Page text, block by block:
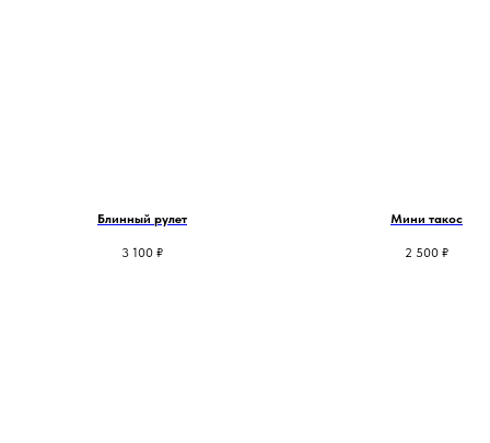
Блинный рулет
3 100 ₽
Мини такос
2 500 ₽